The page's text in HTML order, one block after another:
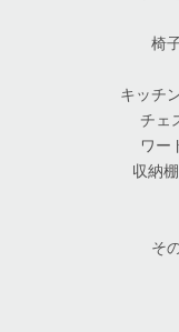
椅
キッチ
チェ
ワー
収納
そ